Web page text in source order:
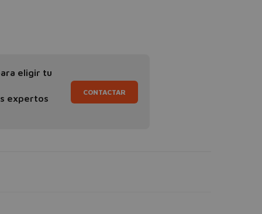
eligir tu
expertos
CONTACTAR